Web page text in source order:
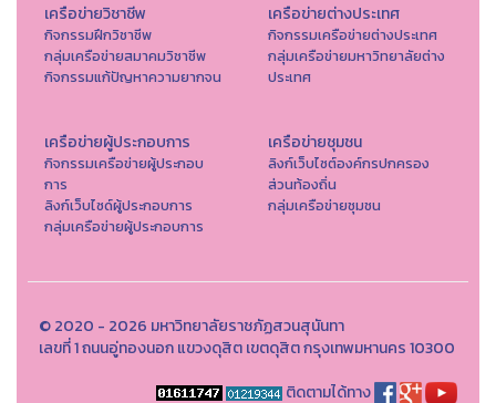
เครือข่ายวิชาชีพ
กิจกรรมฝึกวิชาชีพ
กลุ่มเครือข่ายสมาคมวิชาชีพ
กิจกรรมแก้ปัญหาความยากจน
เครือข่ายต่างประเทศ
กิจกรรมเครือข่ายต่างประเทศ
กลุ่มเครือข่ายมหาวิทยาลัยต่าง
ประเทศ
เครือข่ายผู้ประกอบการ
กิจกรรมเครือข่ายผู้ประกอบ
การ
ลิงก์เว็บไซด์ผู้ประกอบการ
กลุ่มเครือข่ายผู้ประกอบการ
เครือข่ายชุมชน
ลิงก์เว็บไซต์องค์กรปกครอง
ส่วนท้องถิ่น
กลุ่มเครือข่ายชุมชน
© 2020 - 2026 มหาวิทยาลัยราชภัฏสวนสุนันทา
เลขที่ 1 ถนนอู่ทองนอก แขวงดุสิต เขตดุสิต กรุงเทพมหานคร 10300
ติดตามได้ทาง